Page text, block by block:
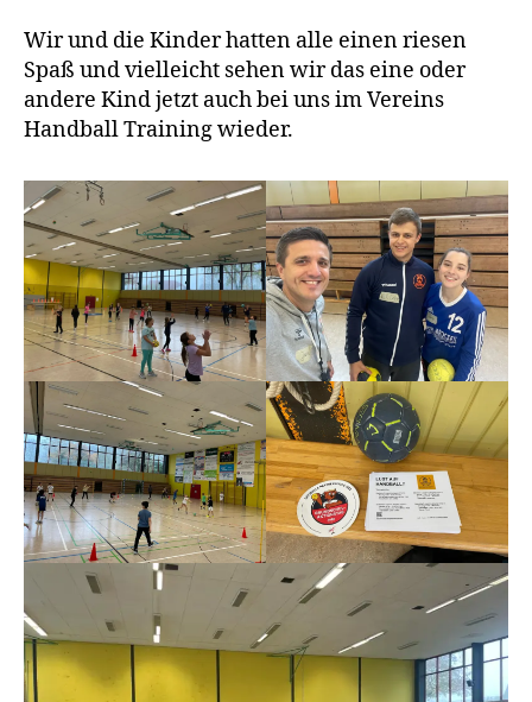
Wir und die Kinder hatten alle einen riesen
Spaß und vielleicht sehen wir das eine oder
andere Kind jetzt auch bei uns im Vereins
Handball Training wieder.